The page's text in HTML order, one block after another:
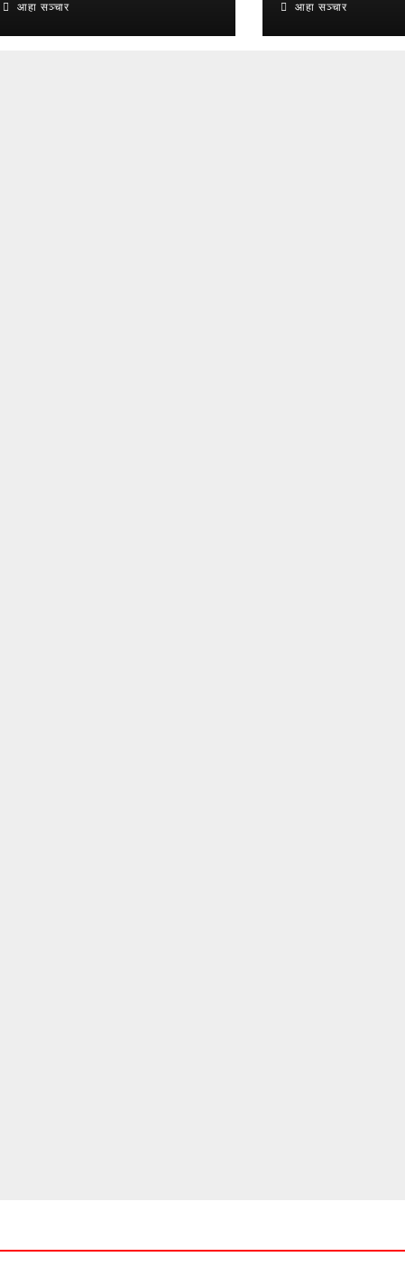
आहा सञ्चार आहा सञ्चार